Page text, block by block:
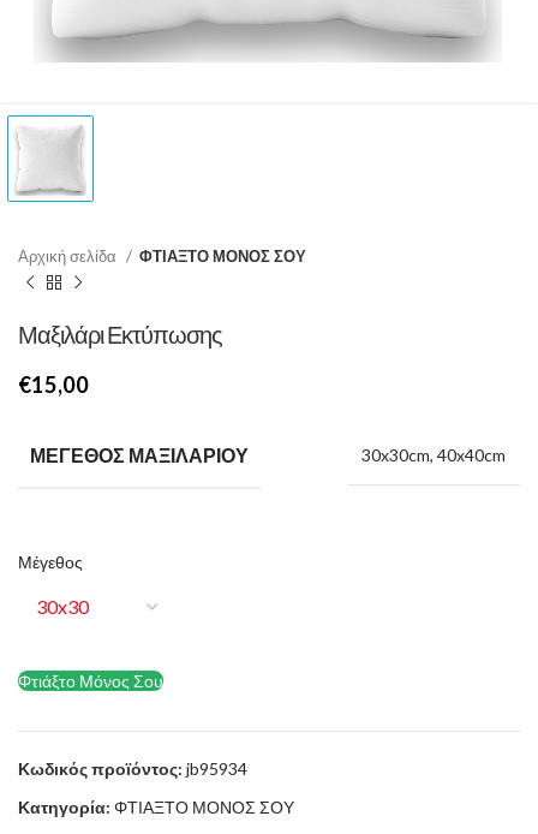
Αρχική σελίδα ΦΤΙΑΞΤΟ ΜΟΝΟΣ ΣΟΥ
Μαξιλάρι Εκτύπωσης
€
ΜΈΓΕΘΟΣ ΜΑΞΙΛΑΡΙΟΎ 30x30cm, 40x40cm
Μέγεθος
Φτιάξτο Μόνος Σου
Κωδικός προϊόντος: jb95934
Κατηγορία: ΦΤΙΑΞΤΟ ΜΟΝΟΣ ΣΟΥ